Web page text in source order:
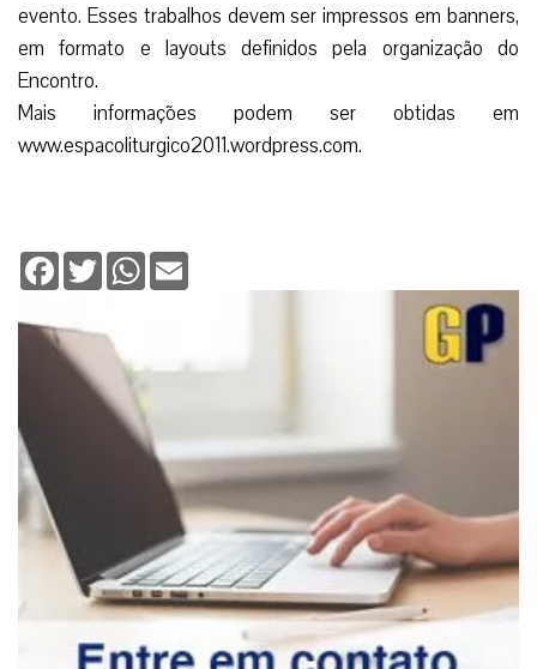
evento. Esses trabalhos devem ser impressos em banners,
em formato e layouts definidos pela organização do
Encontro.
Mais informações podem ser obtidas em
www.espacoliturgico2011.wordpress.com.
Facebook
TwitterWhatsApp